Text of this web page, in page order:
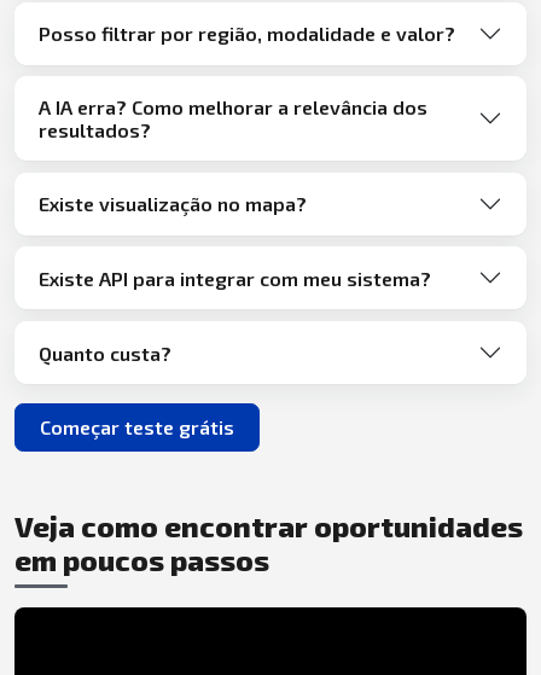
Posso filtrar por região, modalidade e valor?
A IA erra? Como melhorar a relevância dos
resultados?
Existe visualização no mapa?
Existe API para integrar com meu sistema?
Quanto custa?
Começar teste grátis
Veja como encontrar oportunidades
em poucos passos